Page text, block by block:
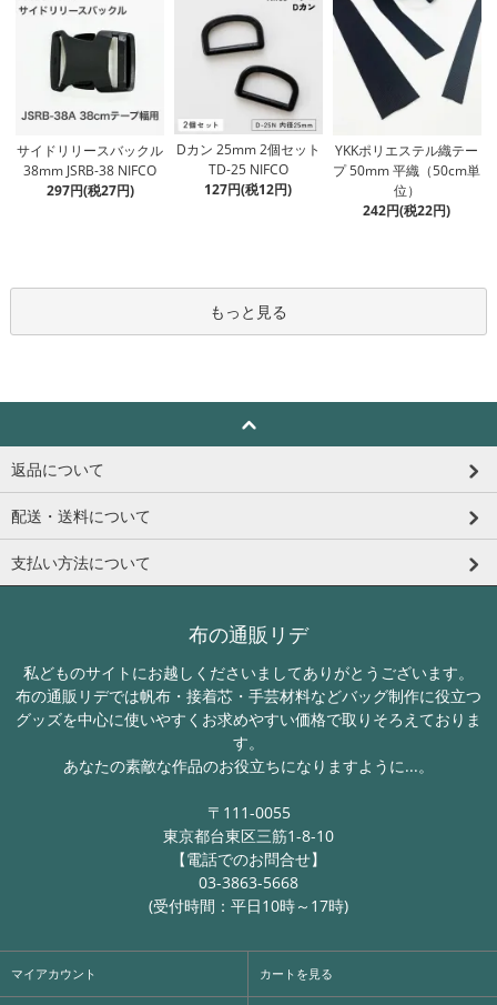
サイドリリースバックル
38mm JSRB-38 NIFCO
297円(税27円)
Dカン 25mm 2個セット
TD-25 NIFCO
127円(税12円)
YKKポリエステル織テー
プ 50mm 平織（50cm単
位）
242円(税22円)
もっと見る
返品について
配送・送料について
支払い方法について
布の通販リデ
私どものサイトにお越しくださいましてありがとうございます。
布の通販リデでは帆布・接着芯・手芸材料などバッグ制作に役立つ
グッズを中心に使いやすくお求めやすい価格で取りそろえておりま
す。
あなたの素敵な作品のお役立ちになりますように...。
〒111-0055
東京都台東区三筋1-8-10
【電話でのお問合せ】
03-3863-5668
(受付時間：平日10時～17時)
マイアカウント カートを見る